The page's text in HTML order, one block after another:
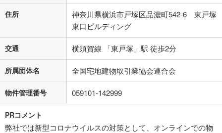
住所
神奈川県横浜市戸塚区品濃町542-6 東戸塚
東口ビルディング
交通 横須賀線 「東戸塚」駅 徒歩2分
所属団体名 全国宅地建物取引業協会連合会
物件管理番号 059101-142999
PRコメント
弊社では新型コロナウイルスの対策として、オンラインでの物